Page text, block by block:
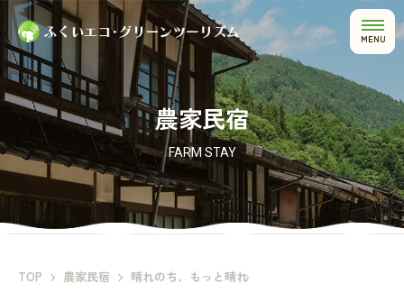
MENU
農家民宿
FARM STAY
TOP 農家民宿 晴れのち、もっと晴れ